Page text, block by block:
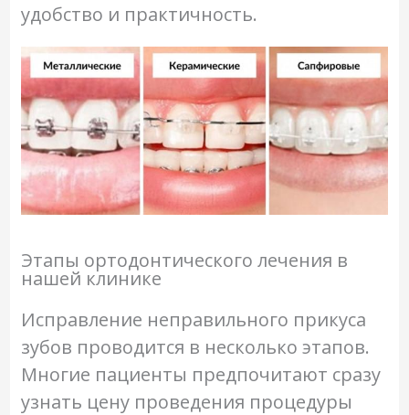
удобство и практичность.
Этапы ортодонтического лечения в
нашей клинике
Исправление неправильного прикуса
зубов проводится в несколько этапов.
Многие пациенты предпочитают сразу
узнать цену проведения процедуры